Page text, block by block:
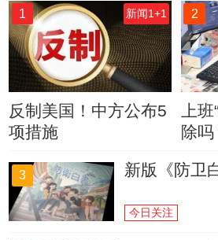
1 新闻1+1
反制美国！中方公布5
项措施
2
上
除吗
3 新版《防卫
今日关注